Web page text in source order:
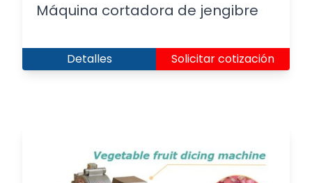
Máquina cortadora de jengibre
Detalles Solicitar cotización